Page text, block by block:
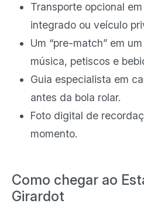
Transporte opcional
integrado ou veículo
Um “pre-match” em
música, petiscos e
Guia especialista em
antes da bola rolar.
Foto digital de
momento.
Como chegar ao
Girardot